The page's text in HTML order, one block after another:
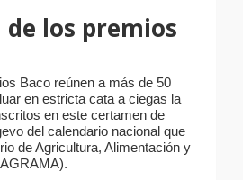
de los premios
Baco reúnen a más de 50
en estricta cata a ciegas la
en este certamen de
del calendario nacional que
de Agricultura, Alimentación y